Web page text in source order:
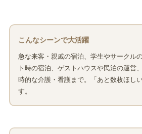
こんなシーンで大活躍
急な来客・親戚の宿泊、学生やサークル
ト時の宿泊、ゲストハウスや民泊の運営
時的な介護・看護まで。「あと数枚ほし
す。